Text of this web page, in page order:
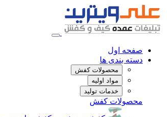
صفحه اول
دسته بندی ها
محصولات کفش
مواد اولیه
خدمات تولید
محصولات کفش